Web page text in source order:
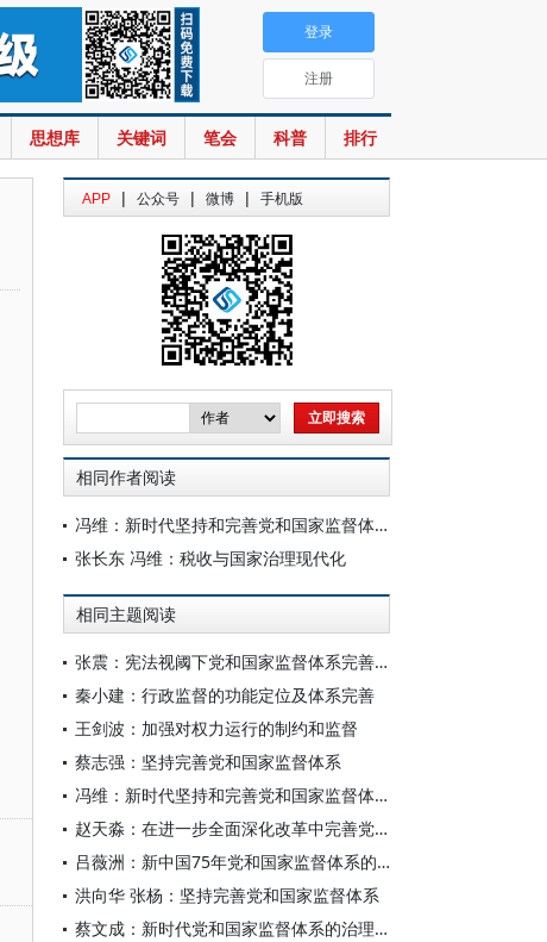
思想库 关键词 笔会 科普 排行
登录
注册
APP | 公众号 | 微博 | 手机版
相同作者阅读
冯维：新时代坚持和完善党和国家监督体系的理论特征与实践成就
张长东 冯维：税收与国家治理现代化
相同主题阅读
张震：宪法视阈下党和国家监督体系完善论
秦小建：行政监督的功能定位及体系完善
王剑波：加强对权力运行的制约和监督
蔡志强：坚持完善党和国家监督体系
冯维：新时代坚持和完善党和国家监督体系的理论特征与实践成就
赵天淼：在进一步全面深化改革中完善党和国家监督体系：现实审视、建设困境与实践进路
吕薇洲：新中国75年党和国家监督体系的建立与完善
洪向华 张杨：坚持完善党和国家监督体系
蔡文成：新时代党和国家监督体系的治理逻辑